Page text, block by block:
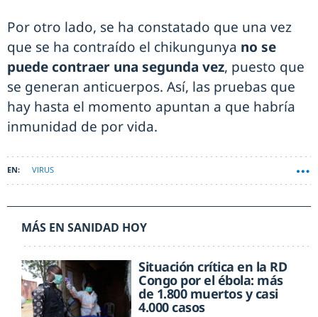
Por otro lado, se ha constatado que una vez
que se ha contraído el chikungunya no se
puede contraer una segunda vez, puesto que
se generan anticuerpos. Así, las pruebas que
hay hasta el momento apuntan a que habría
inmunidad de por vida.
VIRUS
MÁS EN SANIDAD HOY
Situación crítica en la RD
Congo por el ébola: más
de 1.800 muertos y casi
4.000 casos